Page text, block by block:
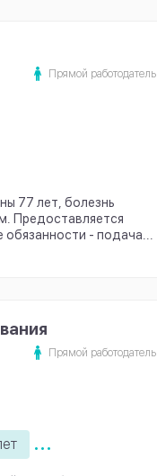
Прямой работодатель
77 лет, болезнь
Предоставляется
- подача...
Прямой работодатель
...